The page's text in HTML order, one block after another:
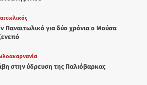
Παναιτωλικό για δύο χρόνια ο Μούσα
στην ύδρευση της Παλιόβαρκας